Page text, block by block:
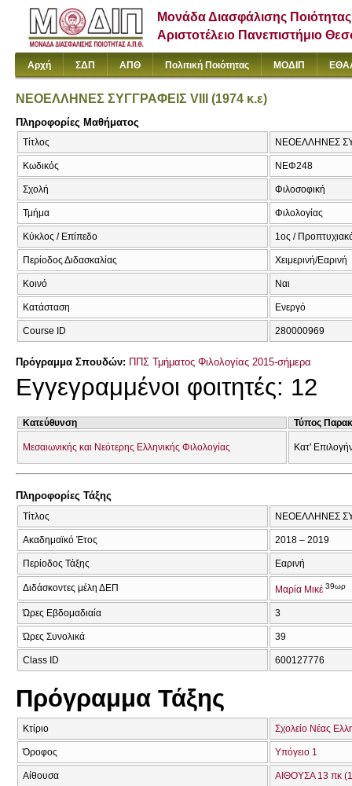
Μονάδα Διασφάλισης Ποιότητας
Αριστοτέλειο Πανεπιστήμιο
Αρχή ΣΔΠ ΑΠΘ Πολιτική Ποιότητας ΜΟΔΙΠ
ΝΕΟΕΛΛΗΝΕΣ ΣΥΓΓΡΑΦΕΙΣ VIII (1974 κ.ε)
Πληροφορίες Μαθήματος
Τίτλος ΝΕΟΕΛΛΗΝΕΣ
Κωδικός ΝΕΦ248
Σχολή Φιλοσοφική
Τμήμα Φιλολογίας
Κύκλος / Επίπεδο 1ος /
Περίοδος Διδασκαλίας Χειμερινή/Εαρινή
Κοινό Ναι
Κατάσταση Ενεργό
Course ID 280000969
Πρόγραμμα Σπουδών: ΠΠΣ Τμήματος Φιλολογίας 2015-σήμερα
Εγγεγραμμένοι φοιτητές: 12
Κατεύθυνση Τύπος
Μεσαιωνικής και Νεότερης Ελληνικής Φιλολογίας Κατ'
Πληροφορίες Τάξης
Τίτλος ΝΕΟΕΛΛΗΝΕΣ
Ακαδημαϊκό Έτος 2018 – 2019
Περίοδος Τάξης Εαρινή
Διδάσκοντες μέλη ΔΕΠ Μαρία Μικέ 39ωρ
Ώρες Εβδομαδιαία 3
Ώρες Συνολικά 39
Class ID 600127776
Πρόγραμμα Τάξης
Κτίριο Σχολείο Νέας
Όροφος Υπόγειο 1
Αίθουσα ΑΙΘΟΥΣΑ 13 πκ